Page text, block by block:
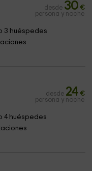
desde 30 €
persona y noche
3 huéspedes
desde 24 €
persona y noche
4 huéspedes